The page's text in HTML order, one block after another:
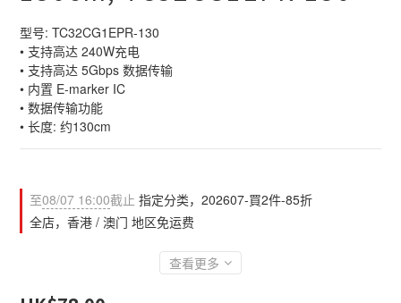
型号: TC32CG1EPR-130
• 支持高达 240W充电
• 支持高达 5Gbps 数据传输
• 内置 E-marker IC
• 数据传输功能
• 长度: 约130cm
至08/07 16:00截止 指定分类，202607-買2件-85折
全店，香港 / 澳门 地区免运费
查看更多